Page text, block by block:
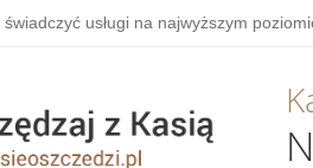
usługi na najwyższym